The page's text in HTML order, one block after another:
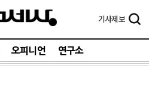
기사제보
오피니언 연구소